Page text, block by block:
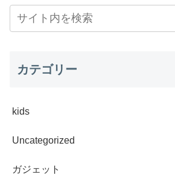
カテゴリー
kids
Uncategorized
ガジェット